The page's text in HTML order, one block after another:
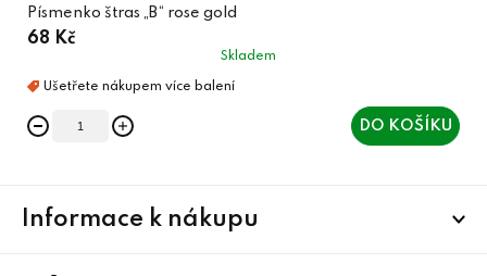
Písmenko štras „B“ rose gold
68 Kč
Skladem
DO KOŠÍKU
Informace k nákupu